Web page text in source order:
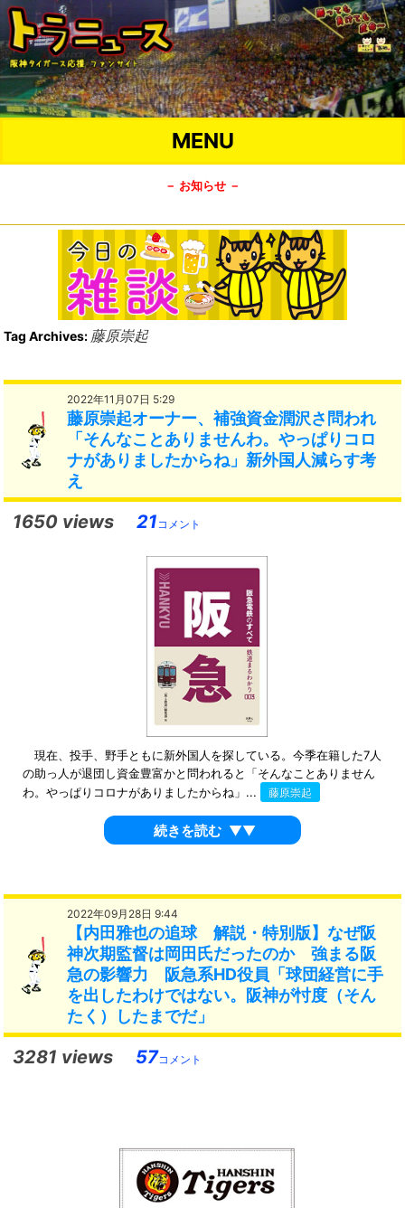
MENU
－ お知らせ －
Tag Archives: 藤原崇起
2022年11月07日 5:29
藤原崇起オーナー、補強資金潤沢さ問われ
「そんなことありませんわ。やっぱりコロ
ナがありましたからね」新外国人減らす考
え
1650 views 21コメント
現在、投手、野手ともに新外国人を探している。今季在籍した7人
の助っ人が退団し資金豊富かと問われると「そんなことありません
わ。やっぱりコロナがありましたからね」...
藤原崇起
続きを読む ▼▼
2022年09月28日 9:44
【内田雅也の追球 解説・特別版】なぜ阪
神次期監督は岡田氏だったのか 強まる阪
急の影響力 阪急系HD役員「球団経営に手
を出したわけではない。阪神が忖度（そん
たく）したまでだ」
3281 views 57コメント